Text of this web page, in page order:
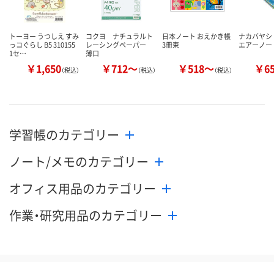
トーヨー うつしえ すみ
っコぐらし B5 310155
1セ…
￥1,650（税込）
コクヨ ナチュラルト
レーシングペーパー
薄口
￥712～（税込）
日本ノート おえかき帳
3冊束
￥518～（税込）
ナカバヤシ
エアーノー
￥
学習帳のカテゴリー
ノート/メモのカテゴリー
オフィス用品のカテゴリー
作業・研究用品のカテゴリー